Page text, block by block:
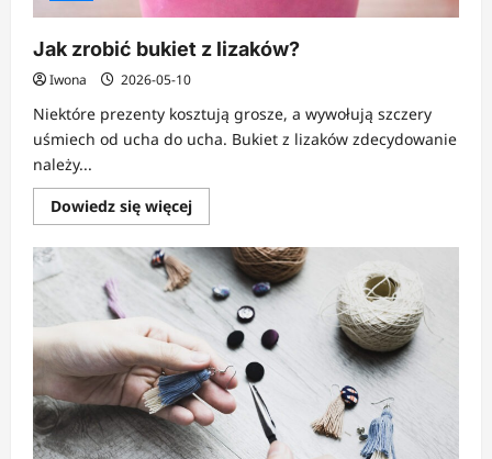
Jak zrobić bukiet z lizaków?
Iwona 2026-05-10
Niektóre prezenty kosztują grosze, a wywołują szczery
uśmiech od ucha do ucha. Bukiet z lizaków zdecydowanie
należy...
Dowiedz się więcejDowiedz
się
o
Jak
zrobić
bukiet
z
lizaków?